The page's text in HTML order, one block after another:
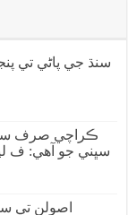
سنڌ جي پاڻي تي
ڪراچي صرف
سڀني جو آهي: ف